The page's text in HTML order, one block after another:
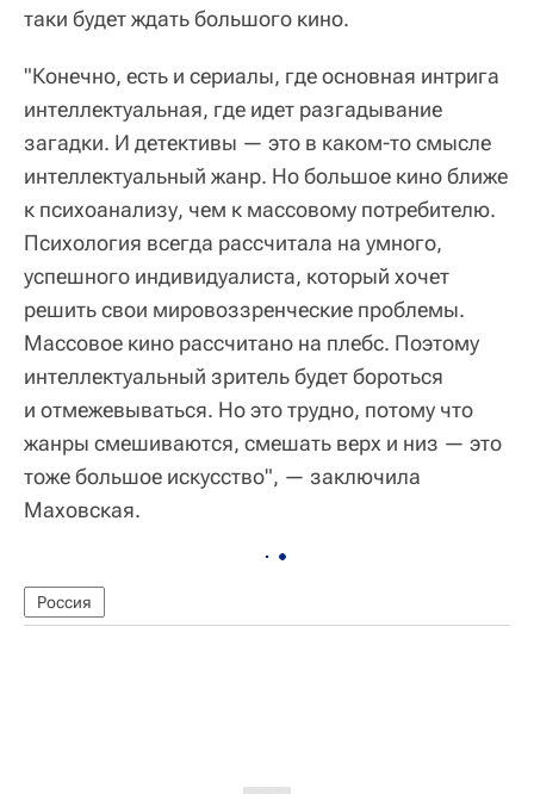
таки будет ждать большого кино.
"Конечно, есть и сериалы, где основная интрига
интеллектуальная, где идет разгадывание
загадки. И детективы — это в каком-то смысле
интеллектуальный жанр. Но большое кино ближе
к психоанализу, чем к массовому потребителю.
Психология всегда рассчитала на умного,
успешного индивидуалиста, который хочет
решить свои мировоззренческие проблемы.
Массовое кино рассчитано на плебс. Поэтому
интеллектуальный зритель будет бороться
и отмежевываться. Но это трудно, потому что
жанры смешиваются, смешать верх и низ — это
тоже большое искусство", — заключила
Маховская.
Россия